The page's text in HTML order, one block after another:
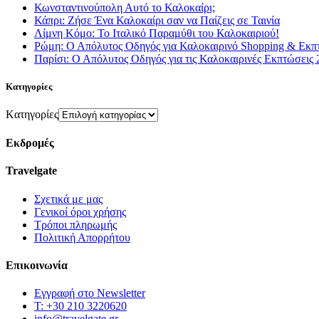
Κωνσταντινούπολη Αυτό το Καλοκαίρι;
Κάπρι: Ζήσε Ένα Καλοκαίρι σαν να Παίζεις σε Ταινία
Λίμνη Κόμο: Το Ιταλικό Παραμύθι του Καλοκαιριού!
Ρώμη: Ο Απόλυτος Οδηγός για Καλοκαιρινό Shopping &
Παρίσι: Ο Απόλυτος Οδηγός για τις Καλοκαιρινές Εκπτώσεις
Kατηγορίες
Kατηγορίες
Εκδρομές
Travelgate
Σχετικά με μας
Γενικοί όροι χρήσης
Tρόποι πληρωμής
Πολιτική Απορρήτου
Επικοινωνία
Εγγραφή στο Newsletter
T: +30 210 3220620